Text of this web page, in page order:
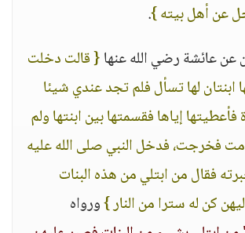
عن أهل بيته }.
عائشة رضي الله عنها{ قالت دخلت
ابنتان لها تسأل فلم تجد عندي شيئا
إياها فقسمتها بين ابنتها ولم
فخرجت، فدخل النبي صلى الله عليه
فقال من ابتلي من هذه البنات
كن له سترا من النار }ورواه